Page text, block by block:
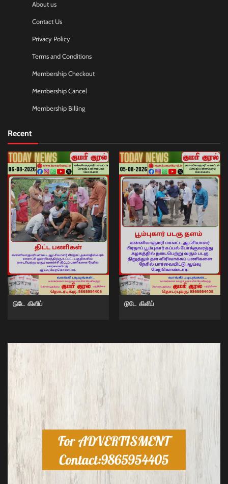
About us
Contact Us
Privacy Policy
Terms and Conditions
Membership Checkout
Membership Cancel
Membership Billing
Recent
டுடே கிளிப் டுடே கிளிப்